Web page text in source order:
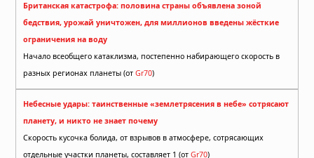
Британская катастрофа: половина страны объявлена зоной
бедствия, урожай уничтожен, для миллионов введены жёсткие
ограничения на воду
Начало всеобщего катаклизма, постепенно набирающего скорость в
разных регионах планеты (от Gr70)
Небесные удары: таинственные «землетрясения в небе» сотрясают
планету, и никто не знает почему
Скорость кусочка болида, от взрывов в атмосфере, сотрясающих
отдельные участки планеты, составляет 1 (от Gr70)